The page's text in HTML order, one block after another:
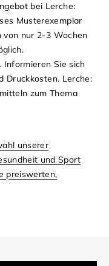
bei Lerche:
Musterexemplar
von nur 2-3 Wochen
Informieren Sie sich
Druckkosten. Lerche:
zum Thema
unserer
und Sport
preiswerten,